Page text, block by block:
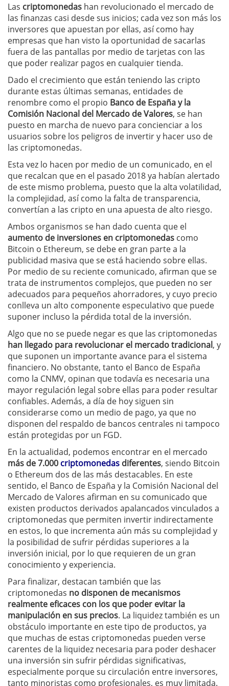
Las criptomonedas han revolucionado el mercado de
las finanzas casi desde sus inicios; cada vez son más los
inversores que apuestan por ellas, así como hay
empresas que han visto la oportunidad de sacarlas
fuera de las pantallas por medio de tarjetas con las
que poder realizar pagos en cualquier tienda.
Dado el crecimiento que están teniendo las cripto
durante estas últimas semanas, entidades de
renombre como el propio Banco de España y la
Comisión Nacional del Mercado de Valores, se han
puesto en marcha de nuevo para concienciar a los
usuarios sobre los peligros de invertir y hacer uso de
las criptomonedas.
Esta vez lo hacen por medio de un comunicado, en el
que recalcan que en el pasado 2018 ya habían alertado
de este mismo problema, puesto que la alta volatilidad,
la complejidad, así como la falta de transparencia,
convertían a las cripto en una apuesta de alto riesgo.
Ambos organismos se han dado cuenta que el
aumento de inversiones en criptomonedas como
Bitcoin o Ethereum, se debe en gran parte a la
publicidad masiva que se está haciendo sobre ellas.
Por medio de su reciente comunicado, afirman que se
trata de instrumentos complejos, que pueden no ser
adecuados para pequeños ahorradores, y cuyo precio
conlleva un alto componente especulativo que puede
suponer incluso la pérdida total de la inversión.
Algo que no se puede negar es que las criptomonedas
han llegado para revolucionar el mercado tradicional, y
que suponen un importante avance para el sistema
financiero. No obstante, tanto el Banco de España
como la CNMV, opinan que todavía es necesaria una
mayor regulación legal sobre ellas para poder resultar
confiables. Además, a día de hoy siguen sin
considerarse como un medio de pago, ya que no
disponen del respaldo de bancos centrales ni tampoco
están protegidas por un FGD.
En la actualidad, podemos encontrar en el mercado
más de 7.000 criptomonedas diferentes, siendo Bitcoin
o Ethereum dos de las más destacables. En este
sentido, el Banco de España y la Comisión Nacional del
Mercado de Valores afirman en su comunicado que
existen productos derivados apalancados vinculados a
criptomonedas que permiten invertir indirectamente
en estos, lo que incrementa aún más su complejidad y
la posibilidad de sufrir pérdidas superiores a la
inversión inicial, por lo que requieren de un gran
conocimiento y experiencia.
Para finalizar, destacan también que las
criptomonedas no disponen de mecanismos
realmente eficaces con los que poder evitar la
manipulación en sus precios. La liquidez también es un
obstáculo importante en este tipo de productos, ya
que muchas de estas criptomonedas pueden verse
carentes de la liquidez necesaria para poder deshacer
una inversión sin sufrir pérdidas significativas,
especialmente porque su circulación entre inversores,
tanto minoristas como profesionales, es muy limitada.